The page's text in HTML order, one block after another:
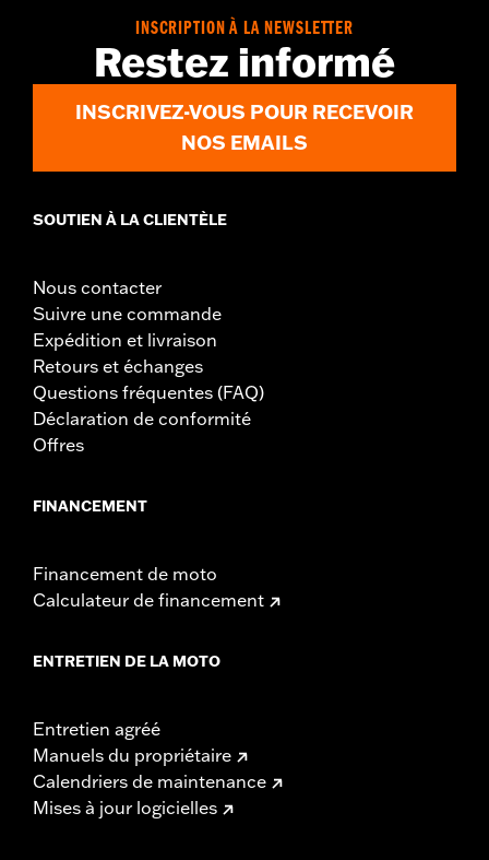
INSCRIPTION À LA NEWSLETTER
Restez informé
INSCRIVEZ-VOUS POUR RECEVOIR
NOS EMAILS
SOUTIEN À LA CLIENTÈLE
Nous contacter
Suivre une commande
Expédition et livraison
Retours et échanges
Questions fréquentes (FAQ)
Déclaration de conformité
Offres
FINANCEMENT
Financement de moto
Calculateur de financement
ENTRETIEN DE LA MOTO
Entretien agréé
Manuels du propriétaire
Calendriers de maintenance
Mises à jour logicielles